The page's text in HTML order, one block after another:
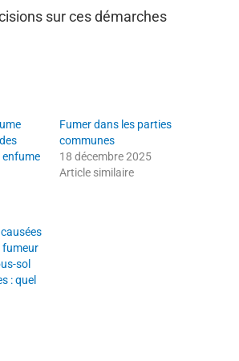
sur ces démarches
enfume
Fumer dans les parties
communes
18 décembre 2025
Article similaire
fumeur
sol
: quel